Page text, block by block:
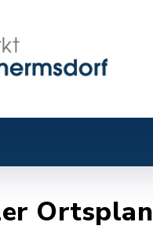
Ortsplan